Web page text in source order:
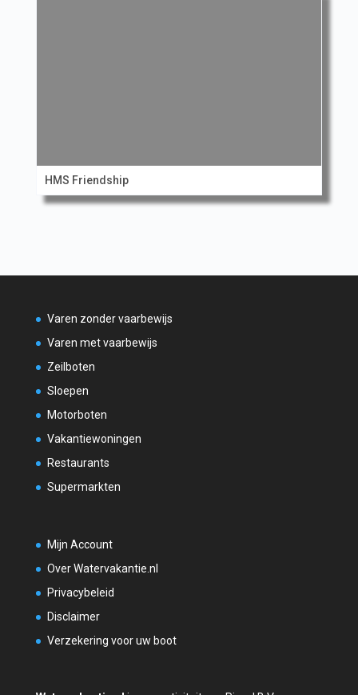
HMS Friendship
Varen zonder vaarbewijs
Varen met vaarbewijs
Zeilboten
Sloepen
Motorboten
Vakantiewoningen
Restaurants
Supermarkten
Mijn Account
Over Watervakantie.nl
Privacybeleid
Disclaimer
Verzekering voor uw boot